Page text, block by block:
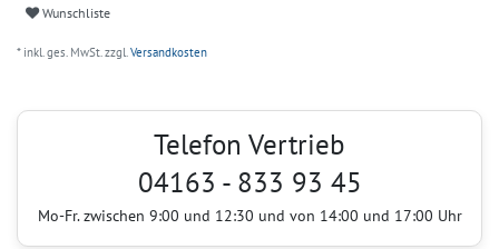
Wunschliste
* inkl. ges. MwSt. zzgl.Versandkosten
Telefon Vertrieb
04163 - 833 93 45
Mo-Fr. zwischen 9:00 und 12:30 und von 14:00 und 17:00 Uhr